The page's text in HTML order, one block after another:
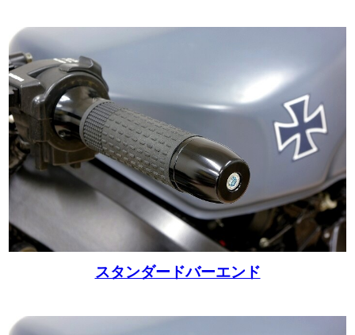
スタンダードバーエンド